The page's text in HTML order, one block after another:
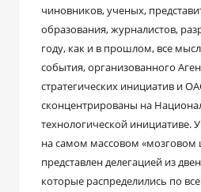
чиновников, ученых,
образования, журналистов,
году, как и в прошлом, все
события, организованного
стратегических инициатив и
сконцентрированы на
технологической инициативе.
на самом массовом «мозговом
представлен делегацией из
которые распределились по